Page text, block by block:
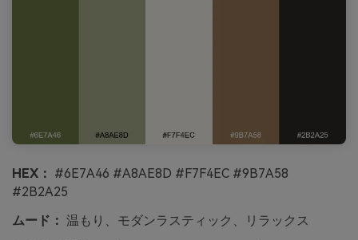
HEX： #6E7A46 #A8AE8D #F7F4EC #9B7A58
#2B2A25
ムード： 温もり、モダンラスティック、リラックス